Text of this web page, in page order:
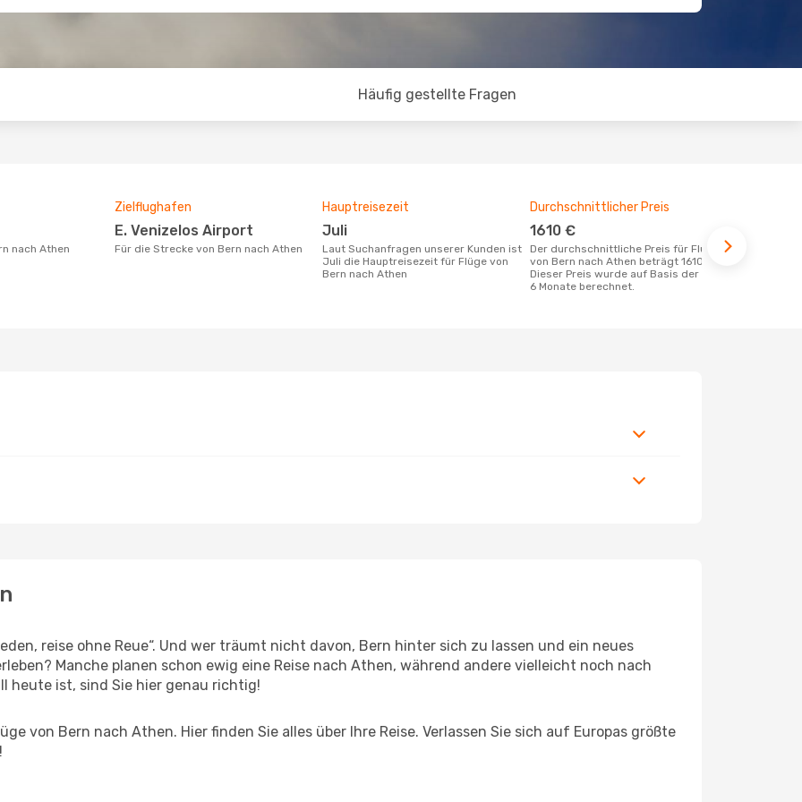
Häufig gestellte Fragen
nach Athen
Zielflughafen
E. Venizelos Airport
Für die Strecke von Bern nach Athen
Hauptreisezeit
Juli
Laut Suchanfragen unserer Kunden ist
Juli die Hauptreisezeit für Flüge von
Bern nach Athen
Durchschnittlicher Preis
1610 €
Der durchschnittliche Preis für Flüge
von Bern nach Athen beträgt 1610 €.
Dieser Preis wurde auf Basis der letzten
6 Monate berechnet.
reise ohne Reue“. Und wer träumt nicht davon, Bern hinter sich zu lassen und ein neues
Manche planen schon ewig eine Reise nach Athen, während andere vielleicht noch nach
heute ist, sind Sie hier genau richtig!
von Bern nach Athen. Hier finden Sie alles über Ihre Reise. Verlassen Sie sich auf Europas größte